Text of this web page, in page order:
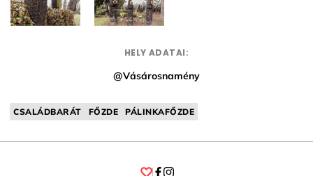
HELY ADATAI:
@Vásárosnamény
CSALÁDBARÁT FŐZDE PÁLINKAFŐZDE